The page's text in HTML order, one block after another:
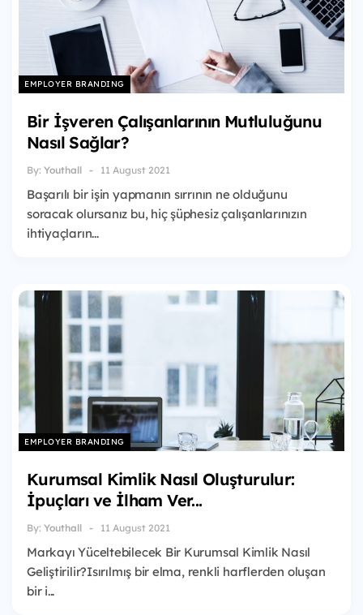
EMPLOYER BRANDING
Bir İşveren Çalışanlarının Mutluluğunu
Nasıl Sağlar?
By: Youthall 11 August 2021
Başarılı bir işin yapmanın sırrının ne olduğunu
soracak olursanız bu, hiç şüphesiz çalışanlarınızın
ihtiyaçların...
EMPLOYER BRANDING
Kurumsal Kimlik Nasıl Oluşturulur:
İpuçları ve İlham Ver...
By: Youthall 11 August 2021
Markayı Yüceltebilecek Bir Kurumsal Kimlik Nasıl
Geliştirilir?Isırılmış bir elma, renkli harflerden oluşan
bir i...